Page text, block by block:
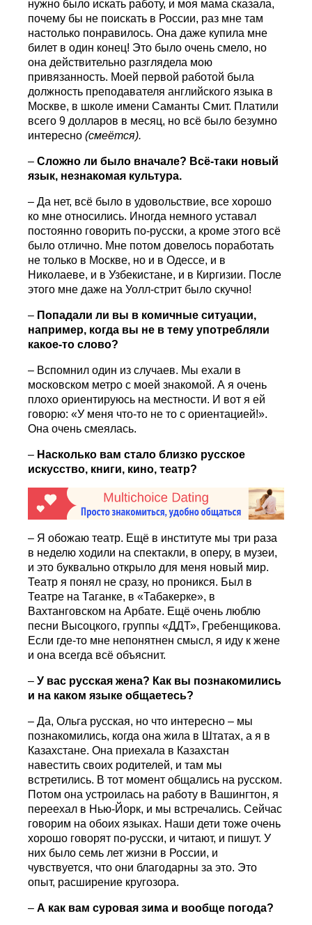
нужно было искать работу, и моя мама сказала,
почему бы не поискать в России, раз мне там
настолько понравилось. Она даже купила мне
билет в один конец! Это было очень смело, но
она действительно разглядела мою
привязанность. Моей первой работой была
должность преподавателя английского языка в
Москве, в школе имени Саманты Смит. Платили
всего 9 долларов в месяц, но всё было безумно
интересно(смеётся).
–Сложно ли было вначале? Всё-таки новый
язык, незнакомая культура.
– Да нет, всё было в удовольствие, все хорошо
ко мне относились. Иногда немного уставал
постоянно говорить по-русски, а кроме этого всё
было отлично. Мне потом довелось поработать
не только в Москве, но и в Одессе, и в
Николаеве, и в Узбекистане, и в Киргизии. После
этого мне даже на Уолл-стрит было скучно!
– Попадали ли вы в комичные ситуации,
например, когда вы не в тему употребляли
какое-то слово?
– Вспомнил один из случаев. Мы ехали в
московском метро с моей знакомой. А я очень
плохо ориентируюсь на местности. И вот я ей
говорю: «У меня что-то не то с ориентацией!».
Она очень смеялась.
– Насколько вам стало близко русское
искусство, книги, кино, театр?
– Я обожаю театр. Ещё в институте мы три раза
в неделю ходили на спектакли, в оперу, в музеи,
и это буквально открыло для меня новый мир.
Театр я понял не сразу, но проникся. Был в
Театре на Таганке, в «Табакерке», в
Вахтанговском на Арбате. Ещё очень люблю
песни Высоцкого, группы «ДДТ», Гребенщикова.
Если где-то мне непонятнен смысл, я иду к жене
и она всегда всё объяснит.
–У вас русская жена? Как вы познакомились
и на каком языке общаетесь?
– Да, Ольга русская, но что интересно – мы
познакомились, когда она жила в Штатах, а я в
Казахстане. Она приехала в Казахстан
навестить своих родителей, и там мы
встретились. В тот момент общались на русском.
Потом она устроилась на работу в Вашингтон, я
переехал в Нью-Йорк, и мы встречались. Сейчас
говорим на обоих языках. Наши дети тоже очень
хорошо говорят по-русски, и читают, и пишут. У
них было семь лет жизни в России, и
чувствуется, что они благодарны за это. Это
опыт, расширение кругозора.
–А как вам суровая зима и вообще погода?